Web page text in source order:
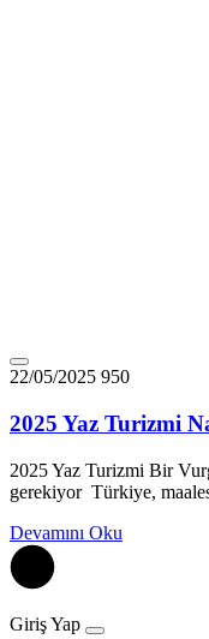
22/05/2025 950
2025 Yaz Turizmi
2025 Yaz Turizmi Bir
gerekiyor Türkiye,
Devamını Oku
Giriş Yap